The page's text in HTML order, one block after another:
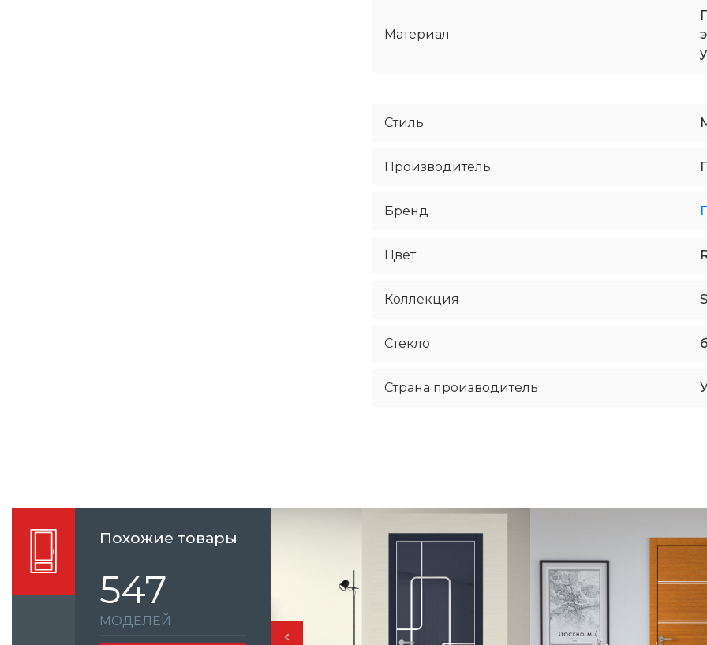
Материал
Стиль
Производитель
Бренд
Цвет
Коллекция
Стекло
Страна производитель
Похожие товары
547
МОДЕЛЕЙ